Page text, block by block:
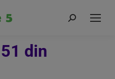
unelte
din